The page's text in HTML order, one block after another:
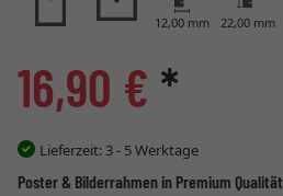
12,00 mm 22,00 mm
16,90 € *
Lieferzeit: 3 - 5 Werktage
Poster & Bilderrahmen in Premium Qualität